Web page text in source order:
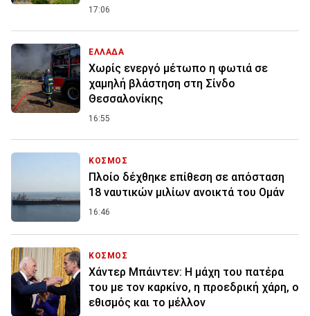
17:06
ΕΛΛΑΔΑ
Χωρίς ενεργό μέτωπο η φωτιά σε
χαμηλή βλάστηση στη Σίνδο
Θεσσαλονίκης
16:55
ΚΟΣΜΟΣ
Πλοίο δέχθηκε επίθεση σε απόσταση
18 ναυτικών μιλίων ανοικτά του Ομάν
16:46
ΚΟΣΜΟΣ
Χάντερ Μπάιντεν: Η μάχη του πατέρα
του με τον καρκίνο, η προεδρική χάρη, ο
εθισμός και το μέλλον